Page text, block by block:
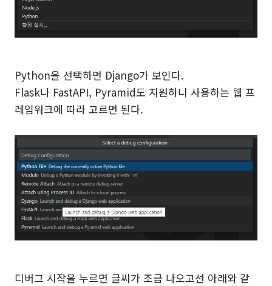
Python을 선택하면 Django가 보인다.
Flask나 FastAPI, Pyramid도 지원하니 사용하는 웹 프
레임워크에 따라 고르면 된다.
디버그 시작을 누르면 글씨가 조금 나오고선 아래와 같